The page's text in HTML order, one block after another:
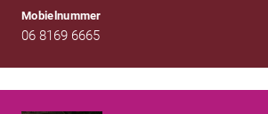
Mobielnummer
06 8169 6665